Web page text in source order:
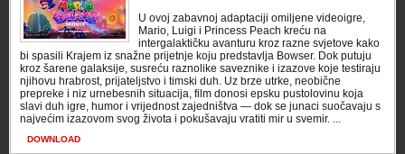
U ovoj zabavnoj adaptaciji omiljene videoigre,
Mario, Luigi i Princess Peach kreću na
intergalaktičku avanturu kroz razne svjetove kako
bi spasili Krajem iz snažne prijetnje koju predstavlja Bowser. Dok putuju
kroz šarene galaksije, susreću raznolike saveznike i izazove koje testiraju
njihovu hrabrost, prijateljstvo i timski duh. Uz brze utrke, neobične
prepreke i niz urnebesnih situacija, film donosi epsku pustolovinu koja
slavi duh igre, humor i vrijednost zajedništva — dok se junaci suočavaju s
najvećim izazovom svog života i pokušavaju vratiti mir u svemir. ...
DOWNLOAD